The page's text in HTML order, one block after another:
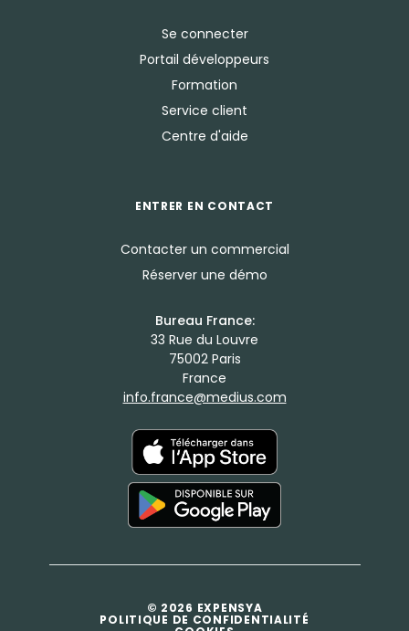
Se connecter
Portail développeurs
Formation
Service client
Centre d'aide
ENTRER EN CONTACT
Contacter un commercial
Réserver une démo
Bureau France:
33 Rue du Louvre
75002 Paris
France
info.france@medius.com
© 2026 EXPENSYA
POLITIQUE DE CONFIDENTIALITÉ